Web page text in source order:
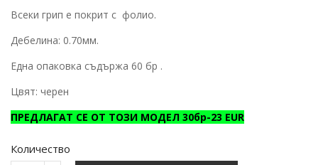
Всеки грип е покрит с фолио.
Дебелина: 0.70мм.
Една опаковка съдържа 60 бр .
Цвят: черен
ПРЕДЛАГАТ СЕ ОТ ТОЗИ МОДЕЛ 30бр-23 EUR
Количество